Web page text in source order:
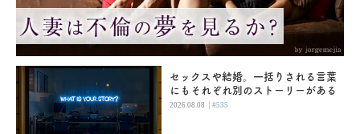
セックスや結婚。一括りされる言葉
にもそれぞれ別のストーリーがある
2026.08.08 |#535